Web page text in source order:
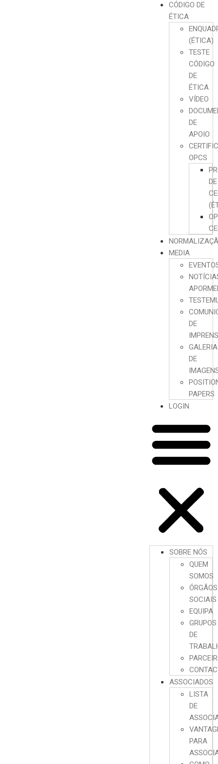
CÓDIGO DE
ÉTICA
(ÉTICA)
TESTE
CÓDIGO
DE
ÉTICA
VÍDEO
DE
APOIO
OPCS
DE
MEDIA
DE
GALERIA
DE
PAPERS
LOGIN
SOBRE NÓS
QUEM
SOMOS
ÓRGÃOS
SOCIAIS
EQUIPA
GRUPOS
DE
ASSOCIADOS
LISTA
DE
PARA